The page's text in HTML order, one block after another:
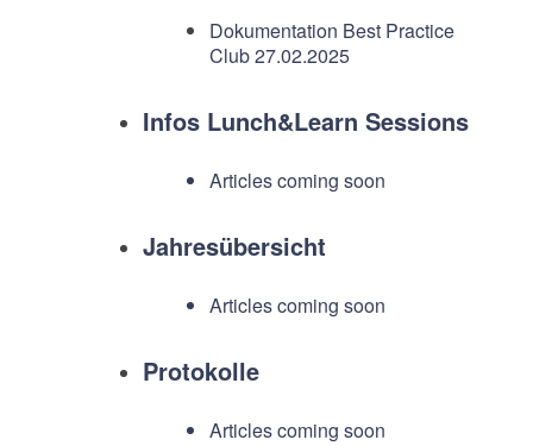
Dokumentation Best Practice
Club 27.02.2025
Infos Lunch&Learn Sessions
Articles coming soon
Jahresübersicht
Articles coming soon
Protokolle
Articles coming soon